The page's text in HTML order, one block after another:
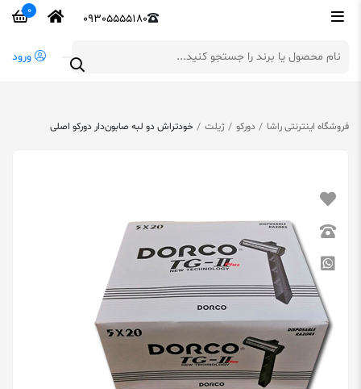
09305555180
0
ورود
فروشگاه اینترنتی راشا دورکو ژیلت خودتراش دو لبه صابون‌‎دار دورکو اصلی